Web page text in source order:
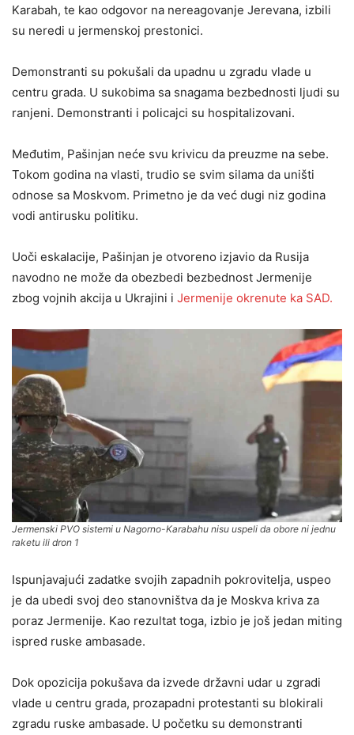
Karabah, te kao odgovor na nereagovanje Jerevana, izbili
su neredi u jermenskoj prestonici.
Demonstranti su pokušali da upadnu u zgradu vlade u
centru grada. U sukobima sa snagama bezbednosti ljudi su
ranjeni. Demonstranti i policajci su hospitalizovani.
Međutim, Pašinjan neće svu krivicu da preuzme na sebe.
Tokom godina na vlasti, trudio se svim silama da uništi
odnose sa Moskvom. Primetno je da već dugi niz godina
vodi antirusku politiku.
Uoči eskalacije, Pašinjan je otvoreno izjavio da Rusija
navodno ne može da obezbedi bezbednost Jermenije
zbog vojnih akcija u Ukrajini i Jermenije okrenute ka SAD.
Jermenski PVO sistemi u Nagorno-Karabahu nisu uspeli da obore ni jednu
raketu ili dron 1
Ispunjavajući zadatke svojih zapadnih pokrovitelja, uspeo
je da ubedi svoj deo stanovništva da je Moskva kriva za
poraz Jermenije. Kao rezultat toga, izbio je još jedan miting
ispred ruske ambasade.
Dok opozicija pokušava da izvede državni udar u zgradi
vlade u centru grada, prozapadni protestanti su blokirali
zgradu ruske ambasade. U početku su demonstranti